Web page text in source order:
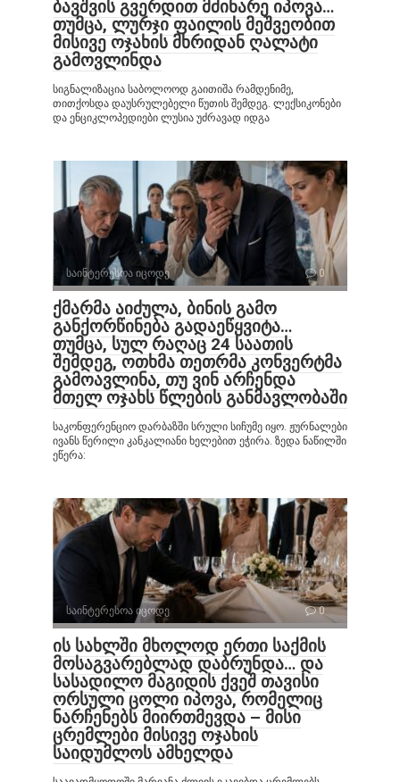
ბავშვის გვერდით მძინარე იპოვა…
თუმცა, ლურჯი ფაილის მეშვეობით
მისივე ოჯახის მხრიდან ღალატი
გამოვლინდა
სიგნალიზაცია საბოლოოდ გაითიშა რამდენიმე,
თითქოსდა დაუსრულებელი წუთის შემდეგ. ლექსიკონები
და ენციკლოპედიები ლუსია უძრავად იდგა
საინტერესოა იცოდე 0
ქმარმა აიძულა, ბინის გამო
განქორწინება გადაეწყვიტა…
თუმცა, სულ რაღაც 24 საათის
შემდეგ, ოთხმა თეთრმა კონვერტმა
გამოავლინა, თუ ვინ არჩენდა
მთელ ოჯახს წლების განმავლობაში
საკონფერენციო დარბაზში სრული სიჩუმე იყო. ჟურნალები
ივანს წერილი კანკალიანი ხელებით ეჭირა. ზედა ნაწილში
ეწერა:
საინტერესოა იცოდე 0
ის სახლში მხოლოდ ერთი საქმის
მოსაგვარებლად დაბრუნდა… და
სასადილო მაგიდის ქვეშ თავისი
ორსული ცოლი იპოვა, რომელიც
ნარჩენებს მიირთმევდა – მისი
ცრემლები მისივე ოჯახის
საიდუმლოს ამხელდა